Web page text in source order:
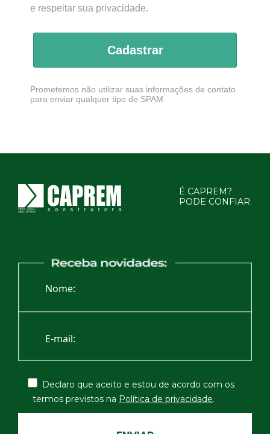
e respeitar sua privacidade.
Cadastrar
Prometemos não utilizar suas informações de contato
para enviar qualquer tipo de SPAM.
É CAPREM?
PODE CONFIAR.
Declaro que aceito e estou de acordo com os
termos previstos na Política de privacidade.